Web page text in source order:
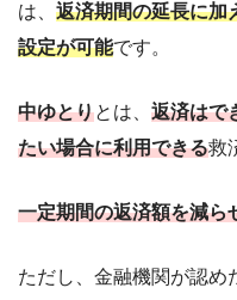
は、 返済期間の延長に加
設定が可能です。
中ゆとりとは、 返済はで
たい場合に利用できる救
一定期間の返済額を減ら
ただし、金融機関が認め